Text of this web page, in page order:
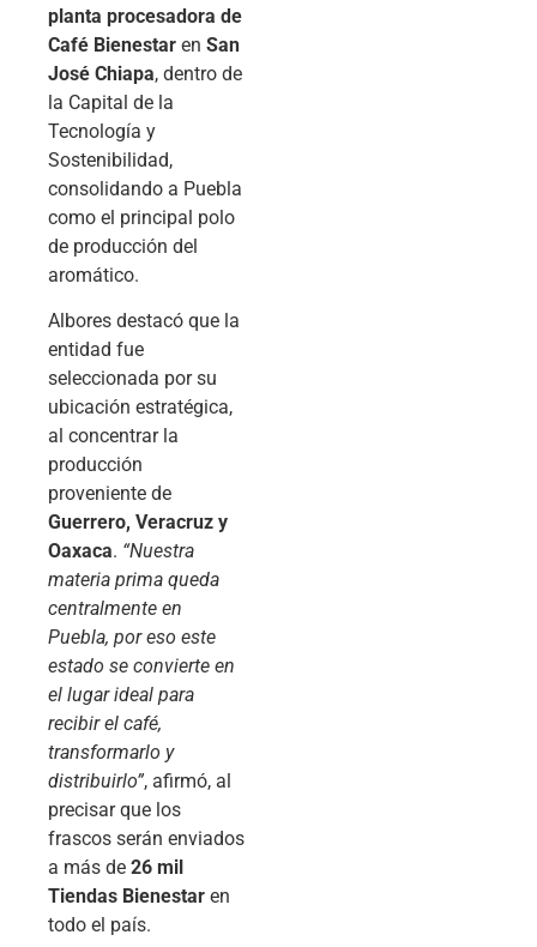
planta procesadora de
Café Bienestar en San
José Chiapa, dentro de
la Capital de la
Tecnología y
Sostenibilidad,
consolidando a Puebla
como el principal polo
de producción del
aromático.
Albores destacó que la
entidad fue
seleccionada por su
ubicación estratégica,
al concentrar la
producción
proveniente de
Guerrero, Veracruz y
Oaxaca. “Nuestra
materia prima queda
centralmente en
Puebla, por eso este
estado se convierte en
el lugar ideal para
recibir el café,
transformarlo y
distribuirlo”, afirmó, al
precisar que los
frascos serán enviados
a más de 26 mil
Tiendas Bienestar en
todo el país.